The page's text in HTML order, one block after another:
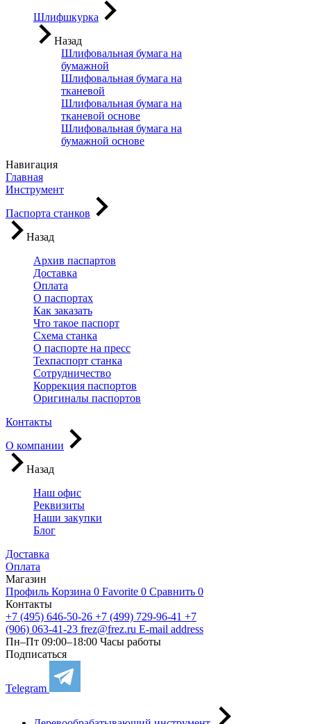
Шлифшкурка
Назад
Шлифовальная бумага на
бумажной
Шлифовальная бумага на
тканевой
Шлифовальная бумага на
тканевой основе
Шлифовальная бумага на
бумажной основе
Навигация
Главная
Инструмент
Паспорта станков
Назад
Архив паспартов
Доставка
Оплата
О паспортах
Как заказать
Что такое паспорт
Схема станка
О паспорте на пресс
Техпаспорт станка
Сотрудничество
Коррекция паспортов
Оригиналы паспортов
Контакты
О компании
Назад
Наш офис
Реквизиты
Наши закупки
Блог
Доставка
Оплата
Магазин
Профиль Корзина 0 Favorite 0 Сравнить 0
Контакты
+7 (495) 646-50-26 +7 (499) 729-96-41 +7
(906) 063-41-23 frez@frez.ru E-mail address
Пн–Пт 09:00–18:00 Часы работы
Подписаться
Telegram